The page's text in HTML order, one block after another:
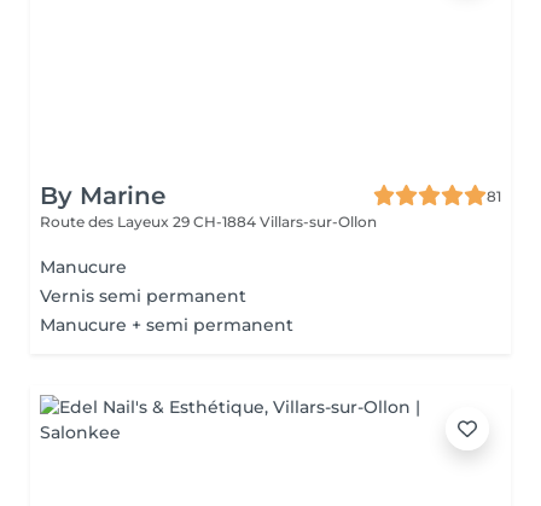
By Marine
81
Route des Layeux 29 CH-1884 Villars-sur-Ollon
Manucure
Vernis semi permanent
Manucure + semi permanent